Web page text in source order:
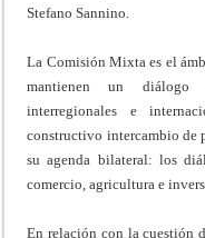
Stefano Sannino.
La Comisión Mixta es el
mantienen un diálogo
interregionales e
constructivo intercambio de
su agenda bilateral: los
comercio, agricultura e
En relación con la cuestión